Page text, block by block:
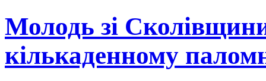
Молодь зі
кількаденному